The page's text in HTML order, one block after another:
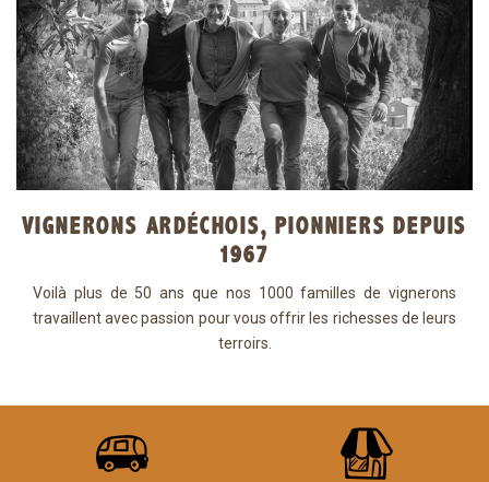
VIGNERONS ARDÉCHOIS, PIONNIERS DEPUIS
1967
Voilà plus de 50 ans que nos 1000 familles de vignerons
travaillent avec passion pour vous offrir les richesses de leurs
terroirs.